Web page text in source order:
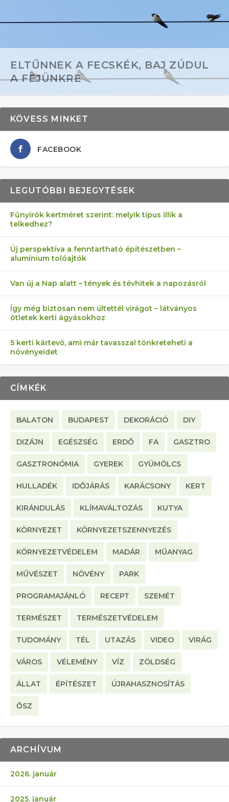
ELTŰNNEK A FECSKÉK, BAJ ZÚDUL
A FEJÜNKRE
AZ ÖNELLÁTÁS 13 PONTJA
KEZDŐKNEK
6 LEGJOBB NÖVÉNY SZOMSZÉD
ELLEN
MÁRPEDIG A TŰZIJÁTÉK NEM MENŐ!
FÉLREÉRTETT KERTÉSZKEDÉS:
TÉRKŐ ÉS MURVA
AKI ELDOBÁLJA A CIGICSIKKEKET,
AZ EGY KÖ…
KÖVESS MINKET
FACEBOOK
LEGUTÓBBI BEJEGYTÉSEK
Fűnyírók kertméret szerint: melyik típus illik a
telkedhez?
Új perspektíva a fenntartható építészetben –
alumínium tolóajtók
Van új a Nap alatt – tények és tévhitek a napozásról
Így még biztosan nem ültettél virágot – látványos
ötletek kerti ágyásokhoz
5 kerti kártevő, ami már tavasszal tönkreteheti a
növényeidet
CÍMKÉK
BALATON BUDAPEST DEKORÁCIÓ DIY
DIZÁJN EGÉSZSÉG ERDŐ FA GASZTRO
GASZTRONÓMIA GYEREK GYÜMÖLCS
HULLADÉK IDŐJÁRÁS KARÁCSONY KERT
KIRÁNDULÁS KLÍMAVÁLTOZÁS KUTYA
KÖRNYEZET KÖRNYEZETSZENNYEZÉS
KÖRNYEZETVÉDELEM MADÁR MŰANYAG
MŰVÉSZET NÖVÉNY PARK
PROGRAMAJÁNLÓ RECEPT SZEMÉT
TERMÉSZET TERMÉSZETVÉDELEM
TUDOMÁNY TÉL UTAZÁS VIDEO VIRÁG
VÁROS VÉLEMÉNY VÍZ ZÖLDSÉG
ÁLLAT ÉPÍTÉSZET ÚJRAHASZNOSÍTÁS
ŐSZ
ARCHÍVUM
2026. január
2025. január